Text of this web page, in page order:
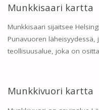
Munkkisaari kartta
Munkkisaari sijaitsee
Punavuoren
teollisuusalue, joka on
Munkkivuori kartta